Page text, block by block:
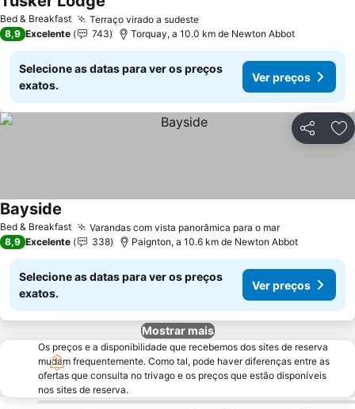
Bed & Breakfast Terraço virado a sudeste
8,9 Excelente 743 Torquay, a 10.0 km de Newton Abbot
Selecione as datas para ver os preços
exatos.
Ver preços
Partilhar
Bed & Breakfast Varandas com vista panorâmica para o mar
Bayside
8,9 Excelente 338 Paignton, a 10.6 km de Newton Abbot
Selecione as datas para ver os preços
exatos.
Ver preços
Mostrar mais
Os preços e a disponibilidade que recebemos dos sites de reserva
mudam frequentemente. Como tal, pode haver diferenças entre as
ofertas que consulta no trivago e os preços que estão disponíveis
nos sites de reserva.